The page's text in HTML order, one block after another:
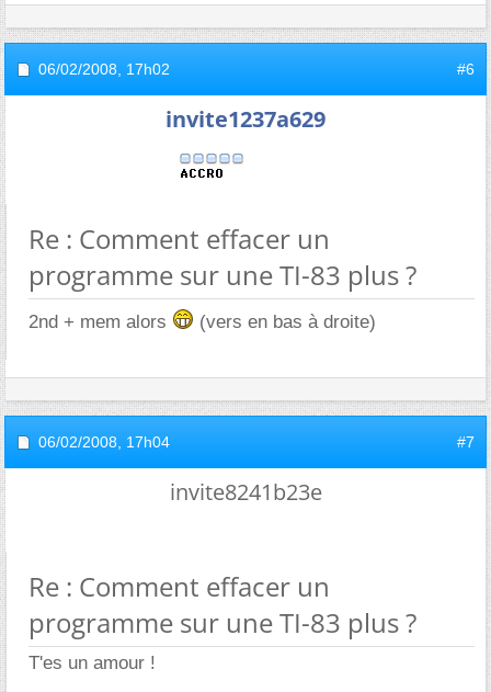
06/02/2008, 17h02 #6
invite1237a629
Re : Comment effacer un
programme sur une TI-83 plus ?
2nd + mem alors (vers en bas à droite)
06/02/2008, 17h04 #7
invite8241b23e
Re : Comment effacer un
programme sur une TI-83 plus ?
T'es un amour !